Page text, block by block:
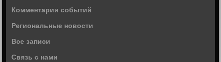
Комментарии событий
Региональные новости
Все записи
Связь с нами